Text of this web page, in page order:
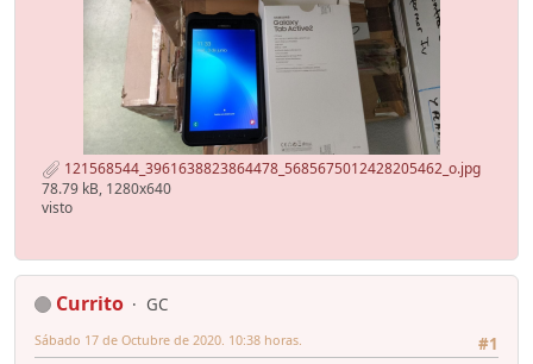
121568544_3961638823864478_5685675012428205462_o.jpg
78.79 kB, 1280x640
visto
Currito
GC
#1
Sábado 17 de Octubre de 2020. 10:38 horas.